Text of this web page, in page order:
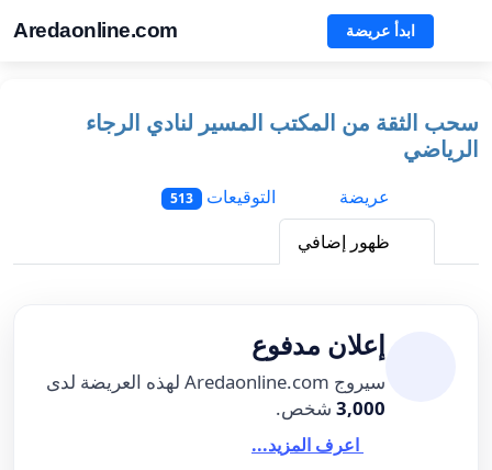
Aredaonline.com ابدأ عريضة
سحب الثقة من المكتب المسير لنادي الرجاء
الرياضي
عريضة
التوقيعات 513
ظهور إضافي
إعلان مدفوع
سيروج Aredaonline.com لهذه العريضة لدى
3,000 شخص.
اعرف المزيد...